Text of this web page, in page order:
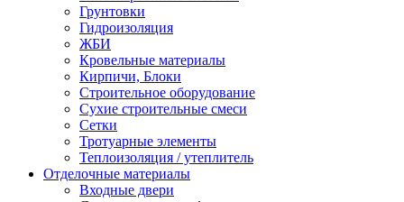
Грунтовки
Гидроизоляция
ЖБИ
Кровельные материалы
Кирпичи, Блоки
Строительное оборудование
Сухие строительные смеси
Сетки
Тротуарные элементы
Теплоизоляция / утеплитель
Отделочные материалы
Входные двери